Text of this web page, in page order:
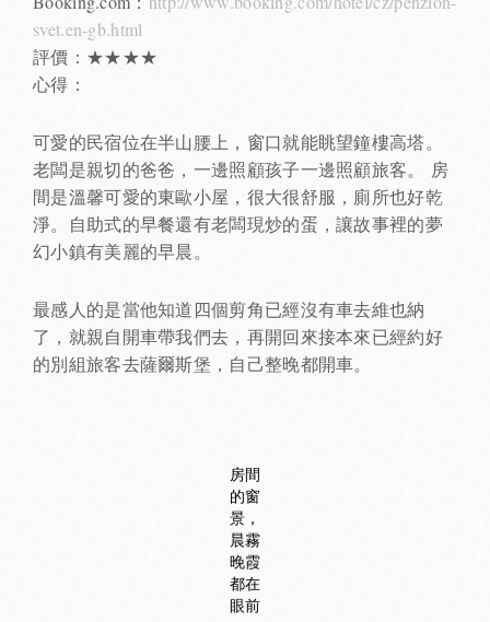
svet.en-gb.html
評價：★★★★
心得：
可愛的民宿位在半山腰上，窗口就能眺望鐘樓高塔。
老闆是親切的爸爸，一邊照顧孩子一邊照顧旅客。 房
間是溫馨可愛的東歐小屋，很大很舒服，廁所也好乾
淨。自助式的早餐還有老闆現炒的蛋，讓故事裡的夢
幻小鎮有美麗的早晨。
最感人的是當他知道四個剪角已經沒有車去維也納
了，就親自開車帶我們去，再開回來接本來已經約好
的別組旅客去薩爾斯堡，自己整晚都開車。
房間
的窗
景，
晨霧
晚霞
都在
眼前